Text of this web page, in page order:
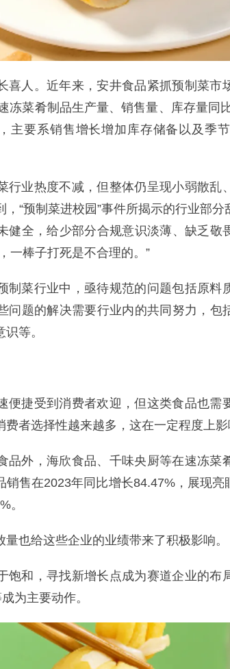
喜人。近年来，安井食品紧抓预制菜市
冻菜肴制品生产量、销售量、库存量同
主要系销售增长增加库存储备以及季
行业热度不减，但整体仍呈现小弱散乱
“预制菜进校园”事件所揭示的行业部
健全，给少部分合规意识淡薄、缺乏敬
一棒子打死是不合理的。”
制菜行业中，亟待规范的问题包括原料
问题的解决需要行业内的共同努力，包
等。
便捷受到消费者欢迎，但这类食品也需
者选择性越来越多，这在一定程度上影
品外，海欣食品、千味央厨等在速冻菜
销售在2023年同比增长84.47%，展现
。
也给这些企业的业绩带来了积极影响。
饱和，寻找新增长点成为赛道企业的布
为主要动作。